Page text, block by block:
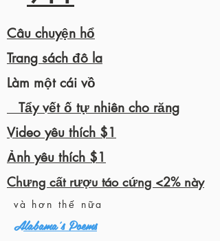
Câu chuyện hổ
Trang sách đô la
Làm một cái vồ
Tẩy vết ố tự nhiên cho răng
Video yêu thích $1
Ảnh yêu thích $1
Chưng cất rượu táo cứng <2% này
và hơn thế nữa
Alabama's Poems